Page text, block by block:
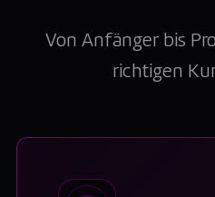
Von Anfänger bis
richtigen